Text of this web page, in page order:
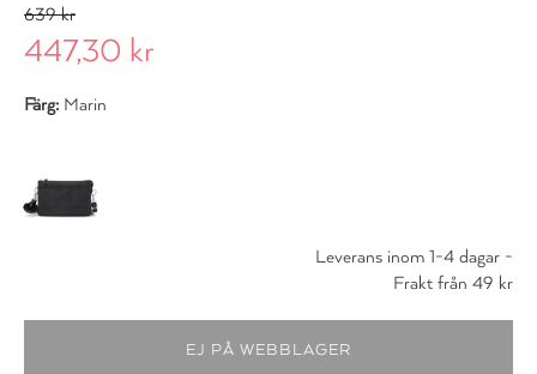
639 kr
447,30 kr
Färg: Marin
Leverans inom 1-4 dagar -
Frakt från 49 kr